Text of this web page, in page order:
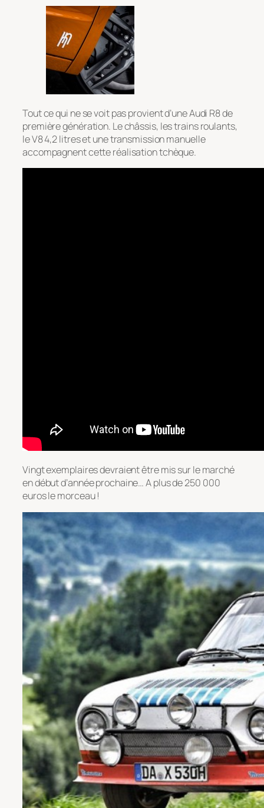
Tout ce qui ne se voit pas provient d’une Audi R8 de
première génération. Le châssis, les trains roulants,
le V8 4,2 litres et une transmission manuelle
accompagnent cette réalisation tchèque.
Vingt exemplaires devraient être mis sur le marché
en début d’année prochaine… A plus de 250 000
euros le morceau !